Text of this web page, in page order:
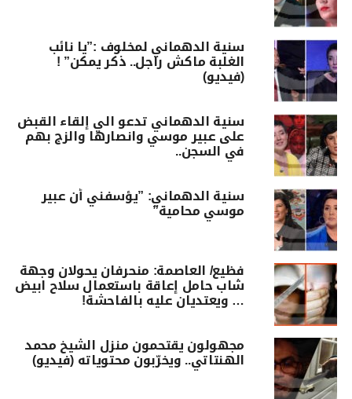
سنية الدهماني لمخلوف :”يا نائب
الغلبة ماكش راجل.. ذكر يمكن” !
(فيديو)
سنية الدهماني تدعو الي إلقاء القبض
على عبير موسي وانصارها والزج بهم
في السجن..
سنية الدهماني: ”يؤسفني أن عبير
موسي محامية”
فظيع/ العاصمة: منحرفان يحولان وجهة
شاب حامل إعاقة باستعمال سلاح ابيض
… ويعتديان عليه بالفاحشة!
مجهولون يقتحمون منزل الشيخ محمد
الهنتاتي.. ويخرّبون محتوياته (فيديو)